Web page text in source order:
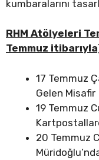
kumbaralarını
RHM Atölyeleri
Temmuz
17 Temmuz
Gelen Misafir
19 Temmuz
20 Temmuz